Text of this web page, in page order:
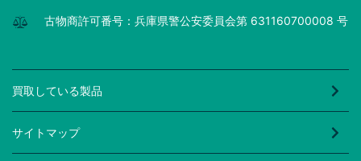
古物商許可番号：兵庫県警公安委員会第 631160700008 号
買取している製品
サイトマップ